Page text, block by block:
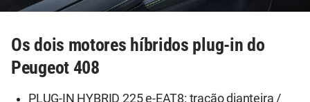
Os dois motores híbridos plug-in do
Peugeot 408
PLUG-IN HYBRID 225 e-EAT8: tração dianteira /